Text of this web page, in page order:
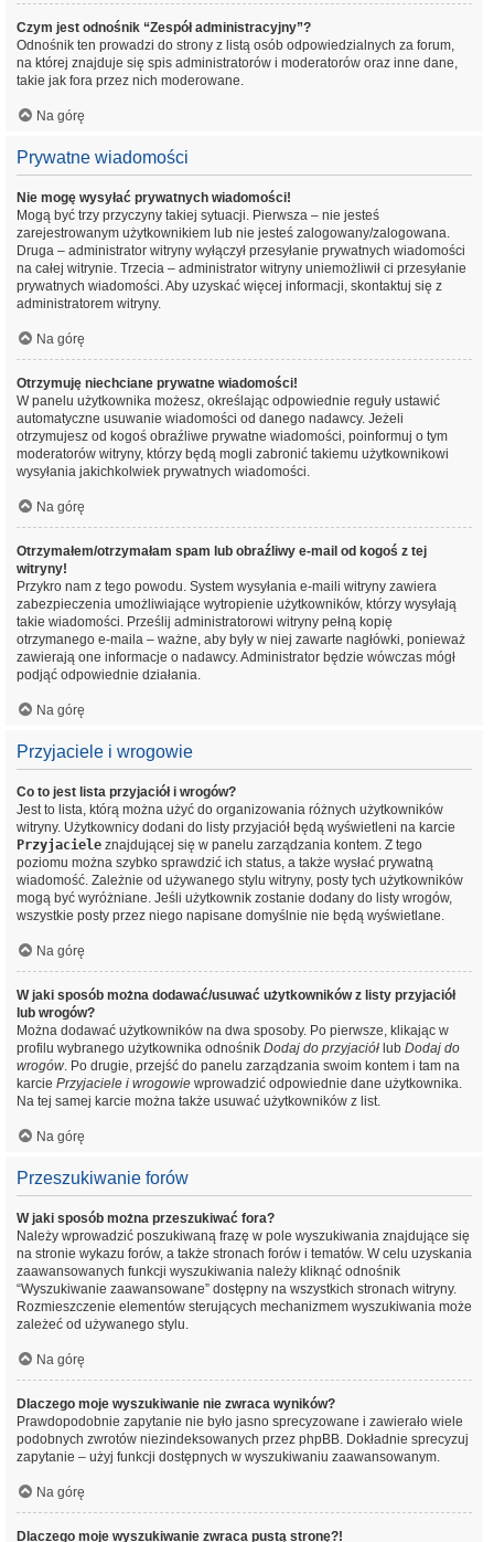
Czym jest odnośnik “Zespół administracyjny”?
Odnośnik ten prowadzi do strony z listą osób odpowiedzialnych za forum,
na której znajduje się spis administratorów i moderatorów oraz inne dane,
takie jak fora przez nich moderowane.
Na górę
Prywatne wiadomości
Nie mogę wysyłać prywatnych wiadomości!
Mogą być trzy przyczyny takiej sytuacji. Pierwsza – nie jesteś
zarejestrowanym użytkownikiem lub nie jesteś zalogowany/zalogowana.
Druga – administrator witryny wyłączył przesyłanie prywatnych wiadomości
na całej witrynie. Trzecia – administrator witryny uniemożliwił ci przesyłanie
prywatnych wiadomości. Aby uzyskać więcej informacji, skontaktuj się z
administratorem witryny.
Na górę
Otrzymuję niechciane prywatne wiadomości!
W panelu użytkownika możesz, określając odpowiednie reguły ustawić
automatyczne usuwanie wiadomości od danego nadawcy. Jeżeli
otrzymujesz od kogoś obraźliwe prywatne wiadomości, poinformuj o tym
moderatorów witryny, którzy będą mogli zabronić takiemu użytkownikowi
wysyłania jakichkolwiek prywatnych wiadomości.
Na górę
Otrzymałem/otrzymałam spam lub obraźliwy e-mail od kogoś z tej
witryny!
Przykro nam z tego powodu. System wysyłania e-maili witryny zawiera
zabezpieczenia umożliwiające wytropienie użytkowników, którzy wysyłają
takie wiadomości. Prześlij administratorowi witryny pełną kopię
otrzymanego e-maila – ważne, aby były w niej zawarte nagłówki, ponieważ
zawierają one informacje o nadawcy. Administrator będzie wówczas mógł
podjąć odpowiednie działania.
Na górę
Przyjaciele i wrogowie
Co to jest lista przyjaciół i wrogów?
Jest to lista, którą można użyć do organizowania różnych użytkowników
witryny. Użytkownicy dodani do listy przyjaciół będą wyświetleni na karcie
Przyjaciele znajdującej się w panelu zarządzania kontem. Z tego
poziomu można szybko sprawdzić ich status, a także wysłać prywatną
wiadomość. Zależnie od używanego stylu witryny, posty tych użytkowników
mogą być wyróżniane. Jeśli użytkownik zostanie dodany do listy wrogów,
wszystkie posty przez niego napisane domyślnie nie będą wyświetlane.
Na górę
W jaki sposób można dodawać/usuwać użytkowników z listy przyjaciół
lub wrogów?
Można dodawać użytkowników na dwa sposoby. Po pierwsze, klikając w
profilu wybranego użytkownika odnośnik Dodaj do przyjaciół lub Dodaj do
wrogów. Po drugie, przejść do panelu zarządzania swoim kontem i tam na
karcie Przyjaciele i wrogowie wprowadzić odpowiednie dane użytkownika.
Na tej samej karcie można także usuwać użytkowników z list.
Na górę
Przeszukiwanie forów
W jaki sposób można przeszukiwać fora?
Należy wprowadzić poszukiwaną frazę w pole wyszukiwania znajdujące się
na stronie wykazu forów, a także stronach forów i tematów. W celu uzyskania
zaawansowanych funkcji wyszukiwania należy kliknąć odnośnik
“Wyszukiwanie zaawansowane” dostępny na wszystkich stronach witryny.
Rozmieszczenie elementów sterujących mechanizmem wyszukiwania może
zależeć od używanego stylu.
Na górę
Dlaczego moje wyszukiwanie nie zwraca wyników?
Prawdopodobnie zapytanie nie było jasno sprecyzowane i zawierało wiele
podobnych zwrotów niezindeksowanych przez phpBB. Dokładnie sprecyzuj
zapytanie – użyj funkcji dostępnych w wyszukiwaniu zaawansowanym.
Na górę
Dlaczego moje wyszukiwanie zwraca pustą stronę?!